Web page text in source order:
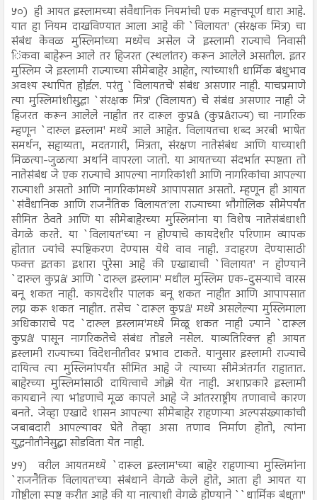
५०) ही आयत इस्लामच्या संवैधानिक नियमांची एक महत्त्वपूर्ण धारा आहे.
यात हा नियम दाखविण्यात आला आहे की `विलायत' (संरक्षक मित्र) चा
संबंध केवळ मुस्लिमांच्या मध्येच असेल जे इस्लामी राज्याचे निवासी
िंकवा बाहेरून आले तर हिजरत (स्थलांतर) करून आलेले असतील. इतर
मुस्लिम जे इस्लामी राज्याच्या सीमेबाहेर आहेत, त्यांच्याशी धार्मिक बंधुभाव
अवश्य स्थापित होईल. परंतु `विलायतचे' संबंध असणार नाही. याचप्रमाणे
त्या मुस्लिमांशीसुद्धा `संरक्षक मित्र' (विलायत) चे संबंध असणार नाही जे
हिजरत करून आलेले नाहीत तर दारूल कुप्रâ (कुप्रâराज्य) चा नागरिक
म्हणून `दारुल इस्लाम' मध्ये आले आहेत. विलायतचा शब्द अरबी भाषेत
समर्थन, सहाय्यता, मदतगारी, मित्रता, संरक्षण नातेसंबंध आणि याच्याशी
मिळत्या-जुळत्या अर्थाने वापरला जातो. या आयतच्या संदर्भात स्पष्टता तो
नातेसंबंध जे एक राज्याचे आपल्या नागरिकांशी आणि नागरिकांचा आपल्या
राज्याशी असतो आणि नागरिकांमध्ये आपापसात असतो. म्हणून ही आयत
`संवैधानिक आणि राजनैतिक विलायत'ला राज्याच्या भौगोलिक सीमेपर्यंत
सीमित ठेवते आणि या सीमेबाहेरच्या मुस्लिमांना या विशेष नातेसंबंधाशी
वेगळे करते. या `विलायत'च्या न होण्याचे कायदेशीर परिणाम व्यापक
होतात ज्यांचे स्पष्टिकरण देण्यास येथे वाव नाही. उदाहरण देण्यासाठी
फक्त इतका इशारा पुरेसा आहे की एखाद्याची `विलायत' न होण्याने
`दारुल कुप्रâ' आणि `दारुल इस्लाम' मधील मुस्लिम एक-दुसऱ्याचे वारस
बनू शकत नाही. कायदेशीर पालक बनू शकत नाहीत आणि आपापसात
लग्न करू शकत नाहीत. तसेच `दारूल कुप्रâ' मध्ये असलेल्या मुस्लिमाला
अधिकाराचे पद `दारुल इस्लाम'मध्ये मिळू शकत नाही ज्याने `दारूल
कुप्रâ' पासून नागरिकतेचे संबंध तोडले नसेल. याव्यतिरिक्त ही आयत
इस्लामी राज्याच्या विदेशनीतीवर प्रभाव टाकते. यानुसार इस्लामी राज्याचे
दायित्व त्या मुस्लिमांपर्यंत सीमित आहे जे त्याच्या सीमेअंतर्गत राहातात.
बाहेरच्या मुस्लिमांसाठी दायित्वाचे ओझे येत नाही. अशाप्रकारे इस्लामी
कायद्याने त्या भांडणाचे मूळ कापले आहे जे आंतरराष्ट्रीय तणावाचे कारण
बनते. जेव्हा एखादे शासन आपल्या सीमेबाहेर राहणाऱ्या अल्पसंख्याकांची
जबाबदारी आपल्यावर घेते तेव्हा असा तणाव निर्माण होतो, त्यांना
युद्धनीतीनेसुद्घा सोडविता येत नाही.
५१)
वरील आयतमध्ये `दारूल इस्लाम'च्या बाहेर राहणाऱ्या मुस्लिमांना
`राजनैतिक विलायत'च्या संबंधाने वेगळे केले होते, आता ही आयत या
गोष्टीला स्पष्ट करीत आहे की या नात्याशी वेगळे होण्याने ``धार्मिक बंधुता''